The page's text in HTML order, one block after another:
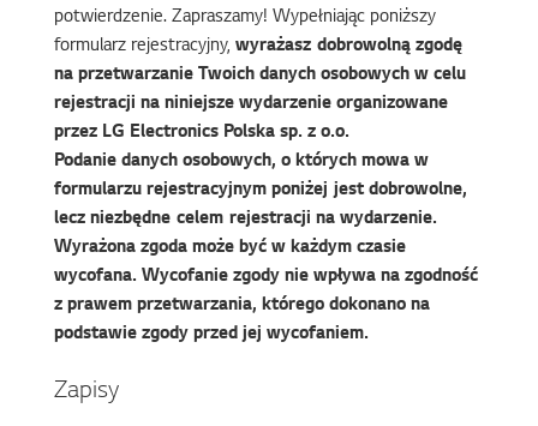
potwierdzenie. Zapraszamy! Wypełniając poniższy
formularz rejestracyjny, wyrażasz dobrowolną zgodę
na przetwarzanie Twoich danych osobowych w celu
rejestracji na niniejsze wydarzenie organizowane
przez LG Electronics Polska sp. z o.o.
Podanie danych osobowych, o których mowa w
formularzu rejestracyjnym poniżej jest dobrowolne,
lecz niezbędne celem rejestracji na wydarzenie.
Wyrażona zgoda może być w każdym czasie
wycofana. Wycofanie zgody nie wpływa na zgodność
z prawem przetwarzania, którego dokonano na
podstawie zgody przed jej wycofaniem.
Zapisy